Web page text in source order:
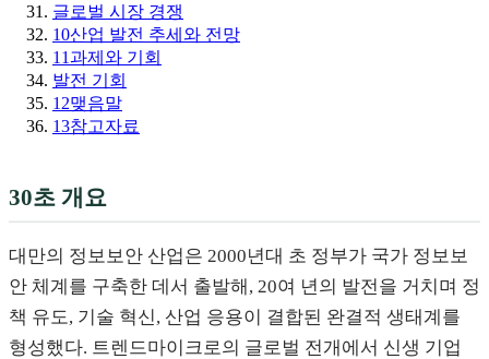
글로벌 시장 경쟁
10산업 발전 추세와 전망
11과제와 기회
발전 기회
12맺음말
13참고자료
30초 개요
대만의 정보보안 산업은 2000년대 초 정부가 국가 정보보
안 체계를 구축한 데서 출발해, 20여 년의 발전을 거치며 정
책 유도, 기술 혁신, 산업 응용이 결합된 완결적 생태계를
형성했다. 트렌드마이크로의 글로벌 전개에서 신생 기업